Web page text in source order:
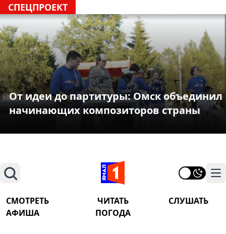
СПЕЦПРОЕКТ
От идеи до партитуры: Омск объединил
начинающих композиторов страны
Поиск
СМОТРЕТЬ ЧИТАТЬ
СЛУШАТЬ
АФИША
ПОГОДА